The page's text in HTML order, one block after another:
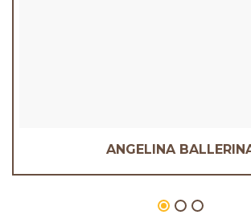
ANGELINA